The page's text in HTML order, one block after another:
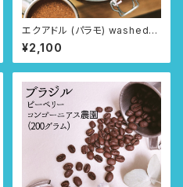
エクアドル (パラモ) washed
飲み方選べる3タイプ
¥2,100